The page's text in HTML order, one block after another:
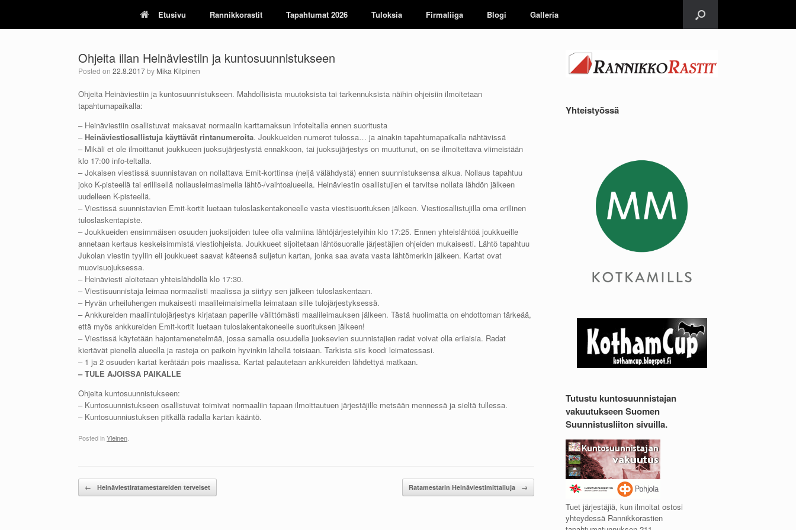
content
Etusivu Rannikkorastit Tapahtumat 2026 Tuloksia Firmaliiga Blogi Galleria
Ohjeita illan Heinäviestiin ja kuntosuunnistukseen
Posted on 22.8.2017by Mika Kilpinen
Ohjeita Heinäviestiin ja kuntosuunnistukseen. Mahdollisista muutoksista tai tarkennuksista näihin ohjeisiin ilmoitetaan
tapahtumapaikalla:
– Heinäviestiin osallistuvat maksavat normaalin karttamaksun infoteltalla ennen suoritusta
– Heinäviestiosallistuja käyttävät rintanumeroita. Joukkueiden numerot tulossa… ja ainakin tapahtumapaikalla nähtävissä
– Mikäli et ole ilmoittanut joukkueen juoksujärjestystä ennakkoon, tai juoksujärjestys on muuttunut, on se ilmoitettava viimeistään
klo 17:00 info-teltalla.
– Jokaisen viestissä suunnistavan on nollattava Emit-korttinsa (neljä välähdystä) ennen suunnistuksensa alkua. Nollaus tapahtuu
joko K-pisteellä tai erillisellä nollausleimasimella lähtö-/vaihtoalueella. Heinäviestin osallistujien ei tarvitse nollata lähdön jälkeen
uudelleen K-pisteellä.
– Viestissä suunnistavien Emit-kortit luetaan tuloslaskentakoneelle vasta viestisuorituksen jälkeen. Viestiosallistujilla oma erillinen
tuloslaskentapiste.
– Joukkueiden ensimmäisen osuuden juoksijoiden tulee olla valmiina lähtöjärjestelyihin klo 17:25. Ennen yhteislähtöä joukkueille
annetaan kertaus keskeisimmistä viestiohjeista. Joukkueet sijoitetaan lähtösuoralle järjestäjien ohjeiden mukaisesti. Lähtö tapahtuu
Jukolan viestin tyyliin eli joukkueet saavat käteensä suljetun kartan, jonka saa avata vasta lähtömerkin jälkeen. Kartat ovat
muovisuojuksessa.
– Heinäviesti aloitetaan yhteislähdöllä klo 17:30.
– Viestisuunnistaja leimaa normaalisti maalissa ja siirtyy sen jälkeen tuloslaskentaan.
– Hyvän urheiluhengen mukaisesti maalileimaisimella leimataan sille tulojärjestyksessä.
– Ankkureiden maaliintulojärjestys kirjataan paperille välittömästi maalileimauksen jälkeen. Tästä huolimatta on ehdottoman tärkeää,
että myös ankkureiden Emit-kortit luetaan tuloslakentakoneelle suorituksen jälkeen!
– Viestissä käytetään hajontamenetelmää, jossa samalla osuudella juoksevien suunnistajien radat voivat olla erilaisia. Radat
kiertävät pienellä alueella ja rasteja on paikoin hyvinkin lähellä toisiaan. Tarkista siis koodi leimatessasi.
– 1 ja 2 osuuden kartat kerätään pois maalissa. Kartat palautetaan ankkureiden lähdettyä matkaan.
– TULE AJOISSA PAIKALLE
Ohjeita kuntosuunnistukseen:
– Kuntosuunnistukseen osallistuvat toimivat normaaliin tapaan ilmoittautuen järjestäjille metsään mennessä ja sieltä tullessa.
– Kuntosuunniustuksen pitkällä radalla kartan kääntö.
Posted inYleinen
Post navigation
← Heinäviestiratamestareiden terveiset Ratamestarin Heinäviestimittailuja →
Yhteistyössä
Tutustu kuntosuunnistajan
vakuutukseen Suomen
Suunnistusliiton sivuilla.
Tuet järjestäjiä, kun ilmoitat ostosi
yhteydessä Rannikkorastien